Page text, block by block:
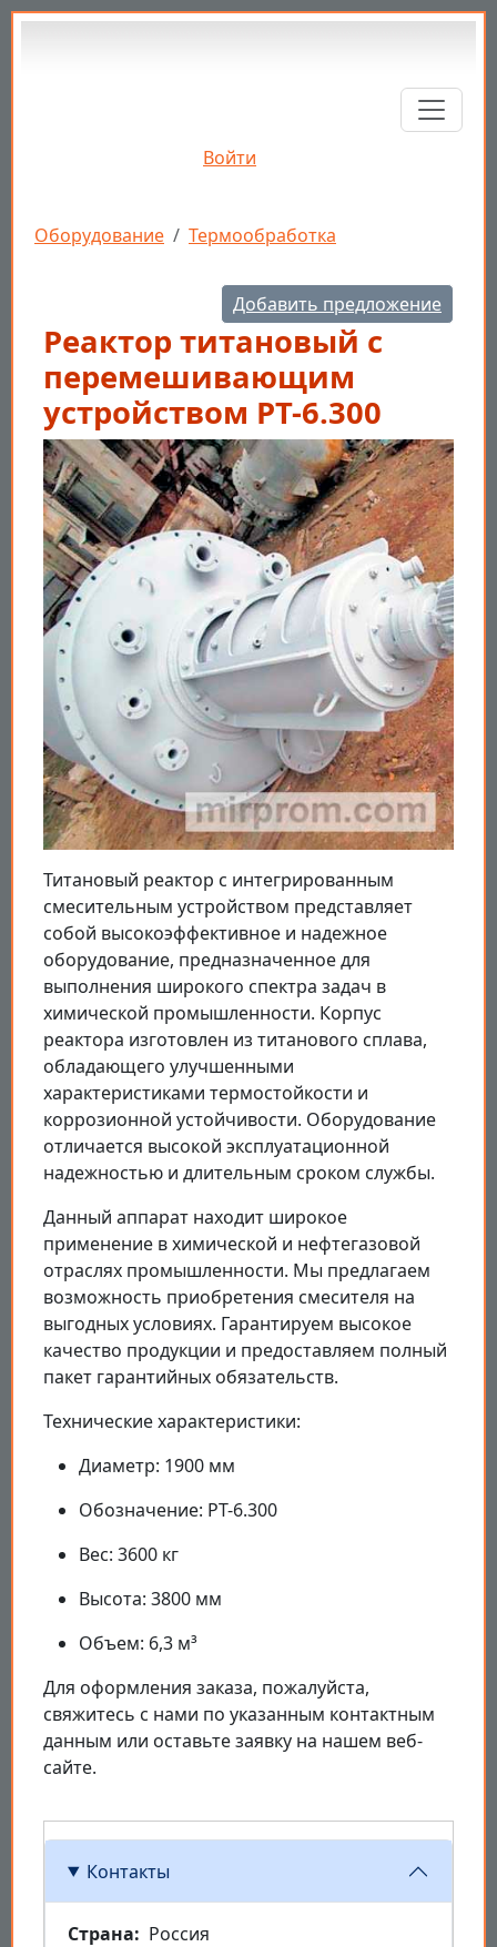
Перейти к основному содержанию
Войти
Строка навигации
Оборудование Термообработка
Добавить предложение
Реактор титановый с
перемешивающим
устройством РТ-6.300
Титановый реактор с интегрированным
смесительным устройством представляет
собой высокоэффективное и надежное
оборудование, предназначенное для
выполнения широкого спектра задач в
химической промышленности. Корпус
реактора изготовлен из титанового сплава,
обладающего улучшенными
характеристиками термостойкости и
коррозионной устойчивости. Оборудование
отличается высокой эксплуатационной
надежностью и длительным сроком службы.
Данный аппарат находит широкое
применение в химической и нефтегазовой
отраслях промышленности. Мы предлагаем
возможность приобретения смесителя на
выгодных условиях. Гарантируем высокое
качество продукции и предоставляем полный
пакет гарантийных обязательств.
Технические характеристики:
Диаметр: 1900 мм
Обозначение: РТ-6.300
Вес: 3600 кг
Высота: 3800 мм
Объем: 6,3 м³
Для оформления заказа, пожалуйста,
свяжитесь с нами по указанным контактным
данным или оставьте заявку на нашем веб-
сайте.
Контакты
Страна
Россия